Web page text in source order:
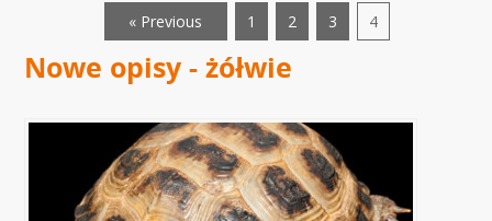
« Previous 1 2 3 4
Nowe opisy - żółwie